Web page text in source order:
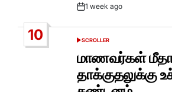
Post1 week ago
10
POSTED
SCROLLER
மாணவர்கள்
தாக்குதலுக்கு